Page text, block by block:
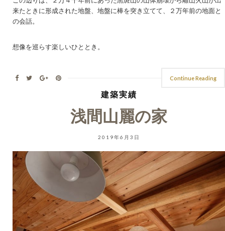
来たときに形成された地盤、地盤に棒を突き立てて、２万年前の地面と
の会話。
想像を巡らす楽しいひととき。
Continue Reading
建築実績
浅間山麗の家
2019年6月3日